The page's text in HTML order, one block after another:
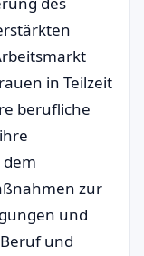
in Teilzeit
berufliche
zur
und
und